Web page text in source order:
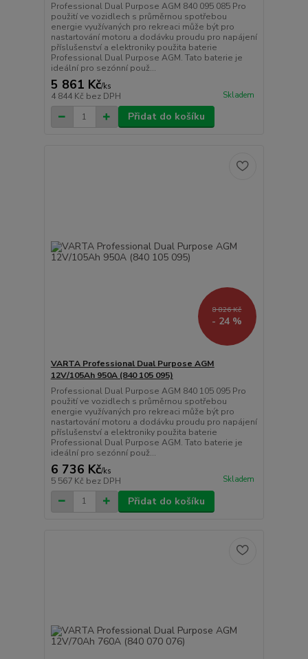
Professional Dual Purpose AGM 840 095 085 Pro
použití ve vozidlech s průměrnou spotřebou
energie využívaných pro rekreaci může být pro
nastartování motoru a dodávku proudu pro napájení
příslušenství a elektroniky použita baterie
Professional Dual Purpose AGM. Tato baterie je
ideální pro sezónní použ...
5 861 Kč/ks
4 844 Kč bez DPH Skladem
Přidat do košíku
8 826 Kč
- 24 %
VARTA Professional Dual Purpose AGM
12V/105Ah 950A (840 105 095)
Professional Dual Purpose AGM 840 105 095 Pro
použití ve vozidlech s průměrnou spotřebou
energie využívaných pro rekreaci může být pro
nastartování motoru a dodávku proudu pro napájení
příslušenství a elektroniky použita baterie
Professional Dual Purpose AGM. Tato baterie je
ideální pro sezónní použ...
6 736 Kč/ks
5 567 Kč bez DPH Skladem
Přidat do košíku